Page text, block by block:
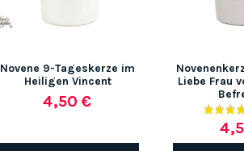
Novene 9-Tageskerze im
Heiligen Vincent
4,50 €
Liebe Frau